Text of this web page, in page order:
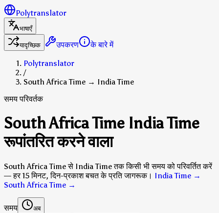
Polytranslator
भाषाएँ
यादृच्छिक
उपकरण
के बारे में
Polytranslator
/
South Africa Time → India Time
समय परिवर्तक
South Africa Time India Time
रूपांतरित करने वाला
South Africa Time से India Time तक किसी भी समय को परिवर्तित करें
— हर 15 मिनट, दिन-प्रकाश बचत के प्रति जागरूक। India Time →
South Africa Time →
समय अब